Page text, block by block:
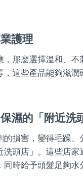
護理
那麼選擇溫和、
這些產品能夠滋
濕的「附近洗
損害，變得毛躁
頭店」。這些店
時給予頭髮足夠水